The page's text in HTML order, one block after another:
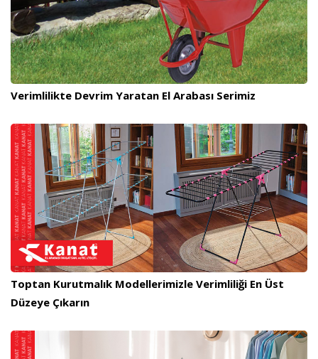
Verimlilikte Devrim Yaratan El Arabası Serimiz
Toptan Kurutmalık Modellerimizle Verimliliği En Üst
Düzeye Çıkarın